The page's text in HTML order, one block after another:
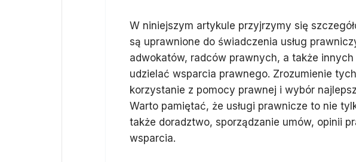
W niniejszym artykule przyjrzymy się
są uprawnione do świadczenia usług
adwokatów, radców prawnych, a także
udzielać wsparcia prawnego. Zrozumienie
korzystanie z pomocy prawnej i wybór
Warto pamiętać, że usługi prawnicze to nie
także doradztwo, sporządzanie umów, opinii
wsparcia.